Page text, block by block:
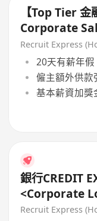
【Top Tier
Corporate
Recruit Express
20天有薪年
僱主額外供款
基本薪資加獎
銀行CREDIT
<Corporate
Recruit Express